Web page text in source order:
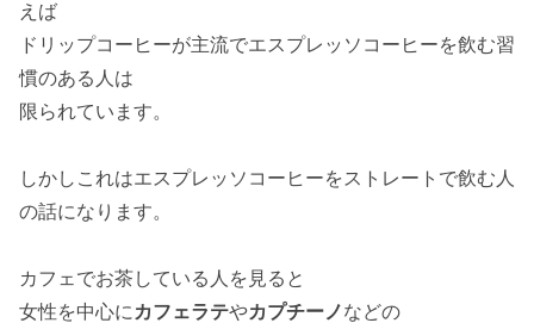
えば
ドリップコーヒーが主流でエスプレッソコーヒーを飲む習
慣のある人は
限られています。
しかしこれはエスプレッソコーヒーをストレートで飲む人
の話になります。
カフェでお茶している人を見ると
女性を中心に カフェラテやカプチーノなどの